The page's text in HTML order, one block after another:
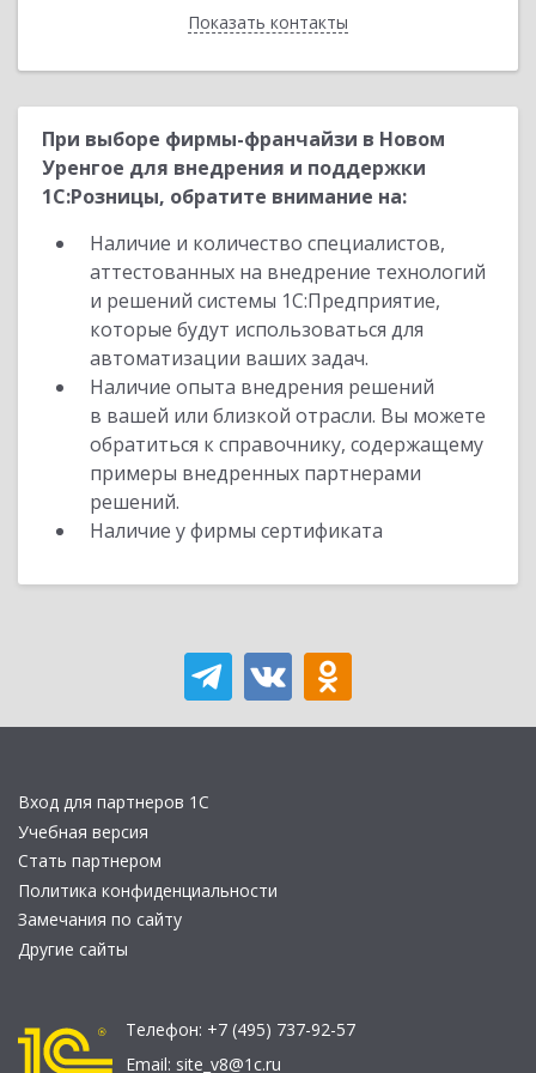
Показать контакты
Назад
При выборе фирмы-франчайзи в Новом
Уренгое для внедрения и поддержки
1С:Розницы, обратите внимание на:
Наличие и количество специалистов,
аттестованных на внедрение технологий
и решений системы 1С:Предприятие,
которые будут использоваться для
автоматизации ваших задач.
Наличие опыта внедрения решений
в вашей или близкой отрасли. Вы можете
обратиться к справочнику, содержащему
примеры внедренных партнерами
решений.
Наличие у фирмы сертификата
Вход для партнеров 1С
Учебная версия
Стать партнером
Политика конфиденциальности
Замечания по сайту
Другие сайты
Телефон: +7 (495) 737-92-57
Email: site_v8@1c.ru